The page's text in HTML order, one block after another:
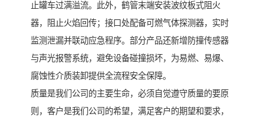
止罐车过满溢流。此外，鹤管末端安装波纹板式阻火
器，阻止火焰回传；接口处配备可燃气体探测器，实时
监测泄漏并联动应急程序。部分产品还新增防撞传感器
与声光报警系统，避免设备碰撞损坏，为易燃、易爆、
腐蚀性介质装卸提供全流程安全保障。
质量是我们公司的主要生命，必须自觉遵守质量的要原
则，客户是我们公司的希望，满足客户的期望和要求，